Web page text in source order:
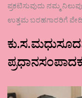
ಪ್ರಕಟಿಸುವುದು ನಮ್ಮ
ಉತ್ತಮ ಬರಹಗಾರರಿಗೆ